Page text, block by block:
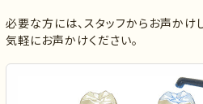
必要な方には、スタッフからお声かけ
気軽にお声かけください。